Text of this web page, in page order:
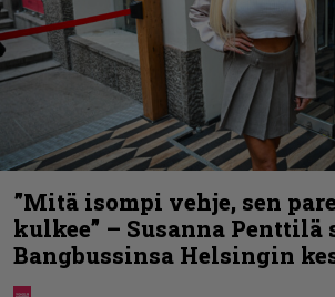
”Mitä isompi vehje, sen
kulkee” – Susanna Penttilä
Bangbussinsa Helsingin